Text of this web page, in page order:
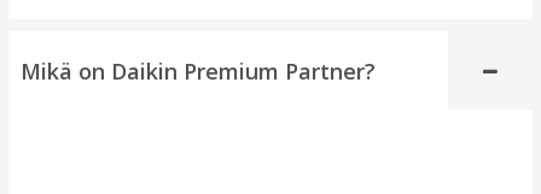
Mikä on Daikin Premium Partner?